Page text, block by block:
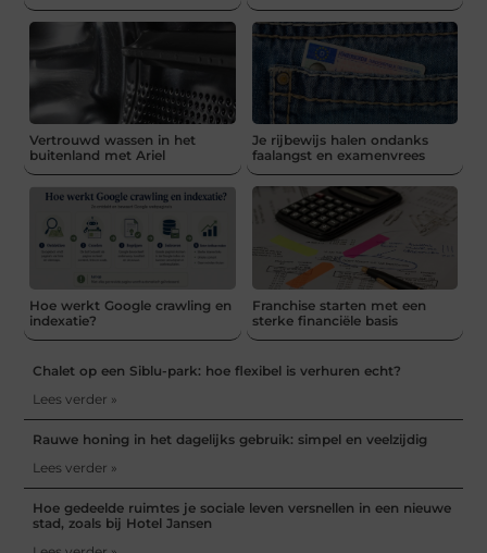
Vertrouwd wassen in het
buitenland met Ariel
Je rijbewijs halen ondanks
faalangst en examenvrees
Hoe werkt Google crawling en
indexatie?
Franchise starten met een
sterke financiële basis
Chalet op een Siblu-park: hoe flexibel is verhuren echt?
Lees verder »
Rauwe honing in het dagelijks gebruik: simpel en veelzijdig
Lees verder »
Hoe gedeelde ruimtes je sociale leven versnellen in een nieuwe
stad, zoals bij Hotel Jansen